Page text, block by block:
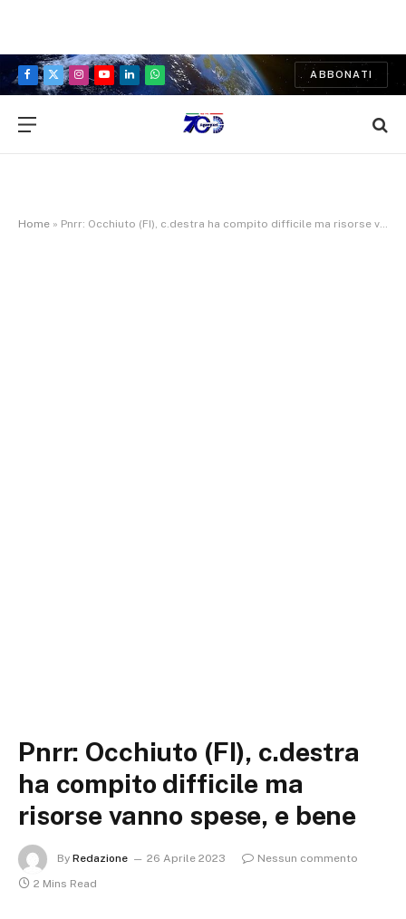
Facebook
X
Instagram
YouTubeLinkedInWhatsApp
ABBONATI
Home » Pnrr: Occhiuto (FI), c.destra ha compito difficile ma risorse vanno spese, e bene
Pnrr: Occhiuto (FI), c.destra
ha compito difficile ma
risorse vanno spese, e bene
By Redazione 26 Aprile 2023
Nessun commento
2 Mins Read